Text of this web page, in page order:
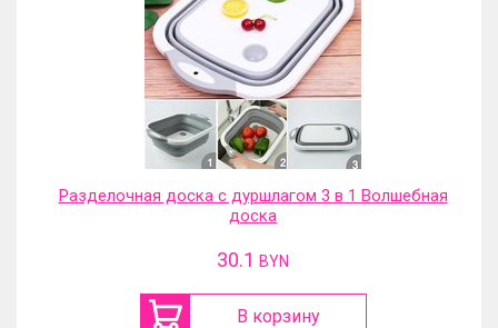
Разделочная доска с дуршлагом 3 в 1 Волшебная
доска
30.1 BYN
В корзину